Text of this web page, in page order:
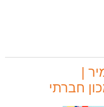
|
חברתי